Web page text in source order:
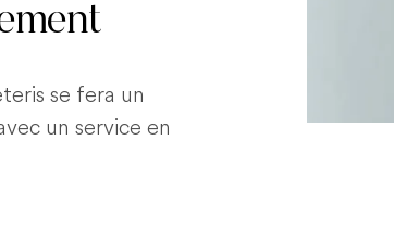
se fera un
un service en